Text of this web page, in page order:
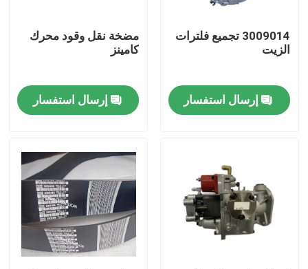
منزل
حول بنا
جولة في المعمل
3009014 تجميع فلترات
الزيت
إرسال استفسار
مضخة نقل وقود محرك
كامينز
إرسال استفسار